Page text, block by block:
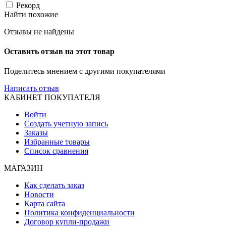
Рекорд
Найти похожие
Отзывы не найдены
Оставить отзыв на этот товар
Поделитесь мнением с другими покупателями
Написать отзыв
КАБИНЕТ ПОКУПАТЕЛЯ
Войти
Создать учетную запись
Заказы
Избранные товары
Список сравнения
МАГАЗИН
Как сделать заказ
Новости
Карта сайта
Политика конфиденциальности
Договор купли-продажи